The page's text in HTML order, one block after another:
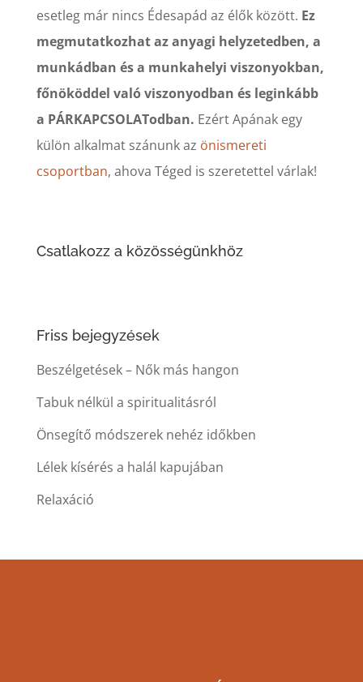
esetleg már nincs Édesapád az élők között. Ez
megmutatkozhat az anyagi helyzetedben, a
munkádban és a munkahelyi viszonyokban,
főnököddel való viszonyodban és leginkább
a PÁRKAPCSOLATodban. Ezért Apának egy
külön alkalmat szánunk az önismereti
csoportban, ahova Téged is szeretettel várlak!
Csatlakozz a közösségünkhöz
Friss bejegyzések
Beszélgetések – Nők más hangon
Tabuk nélkül a spiritualitásról
Önsegítő módszerek nehéz időkben
Lélek kísérés a halál kapujában
Relaxáció